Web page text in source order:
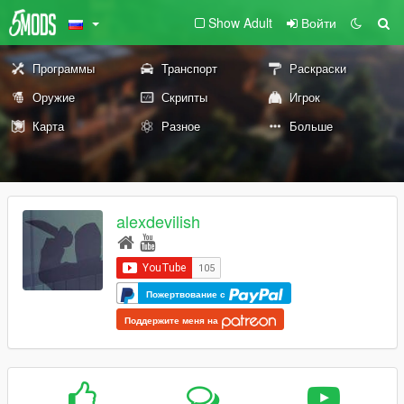
Show Adult Войти
Программы Транспорт
Раскраски
Оружие
Скрипты
Игрок
Карта
Разное Больше
alexdevilish
Пожертвование с
Поддержите меня на